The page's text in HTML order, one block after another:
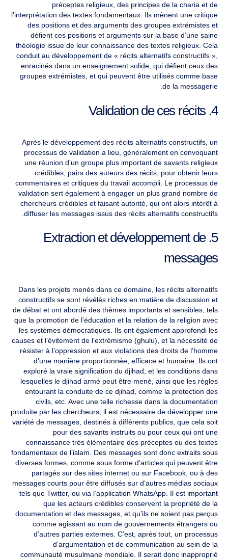
préceptes religieux, des principes de la charia et de
l’interprétation des textes fondamentaux. Ils mènent une critique
des positions et des arguments des groupes extrémistes et
défient ces positions et arguments sur la base d’une saine
théologie issue de leur connaissance des textes religieux. Cela
conduit au développement de « récits alternatifs constructifs »,
enracinés dans un enseignement solide, qui défient ceux des
groupes extrémistes, et qui peuvent être utilisés comme base
de la messagerie.
4. Validation de ces récits
Après le développement des récits alternatifs constructifs, un
processus de validation a lieu, généralement en convoquant
une réunion d’un groupe plus important de savants religieux
crédibles, pairs des auteurs des récits, pour obtenir leurs
commentaires et critiques du travail accompli. Le processus de
validation sert également à engager un plus grand nombre de
chercheurs crédibles et faisant autorité, qui ont alors intérêt à
diffuser les messages issus des récits alternatifs constructifs.
5. Extraction et développement de
messages
Dans les projets menés dans ce domaine, les récits alternatifs
constructifs se sont révélés riches en matière de discussion et
de débat et ont abordé des thèmes importants et sensibles, tels
que la promotion de l’éducation et la relation de la religion avec
les systèmes démocratiques. Ils ont également approfondi les
causes et l’évitement de l’extrémisme (ghulu), et la nécessité de
résister à l’oppression et aux violations des droits de l’homme
d’une manière proportionnée, efficace et humaine. Ils ont
exploré la vraie signification du djihad, et les conditions dans
lesquelles le djihad armé peut être mené, ainsi que les règles
entourant la conduite de ce djihad, comme la protection des
civils, etc. Avec une telle richesse dans la documentation
produite par les chercheurs, il est nécessaire de développer une
variété de messages, destinés à différents publics, que cela soit
pour des savants instruits ou pour ceux qui ont une
connaissance très élémentaire des préceptes ou des textes
fondamentaux de l’islam. Des messages sont donc extraits sous
diverses formes, comme sous forme d’articles qui peuvent être
partagés sur des sites internet ou sur Facebook, ou à des
messages courts pour être diffusés sur d’autres médias sociaux
tels que Twitter, ou via l’application WhatsApp. Il est important
que les acteurs crédibles conservent la propriété de la
documentation et des messages, et qu’ils ne soient pas perçus
comme agissant au nom de gouvernements étrangers ou
d’autres parties externes. C’est, après tout, un processus
d’argumentation et de communication au sein de la
communauté musulmane mondiale. Il serait donc inapproprié